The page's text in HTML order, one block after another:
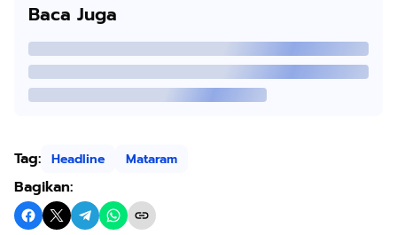
Baca Juga
Tag: Headline Mataram
Bagikan: